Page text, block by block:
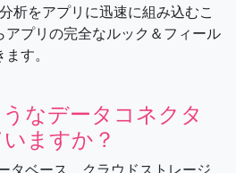
析をアプリに迅速に組み込むこ
アプリの完全なルック＆フィール
す。
なデータコネクタ
ますか？
タベース、クラウドストレージ